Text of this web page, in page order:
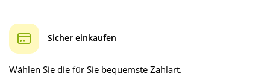
Sicher einkaufen
Wählen Sie die für Sie bequemste Zahlart.